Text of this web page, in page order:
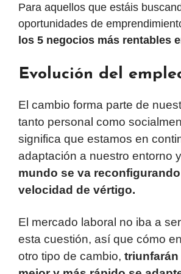
Para aquellos que estáis
oportunidades de
los 5 negocios más rentables
Evolución del
El cambio forma parte de
tanto personal como
significa que estamos en
adaptación a nuestro entorno
mundo se va
velocidad de vértigo.
El mercado laboral no iba a
esta cuestión, así que cómo
otro tipo de cambio,